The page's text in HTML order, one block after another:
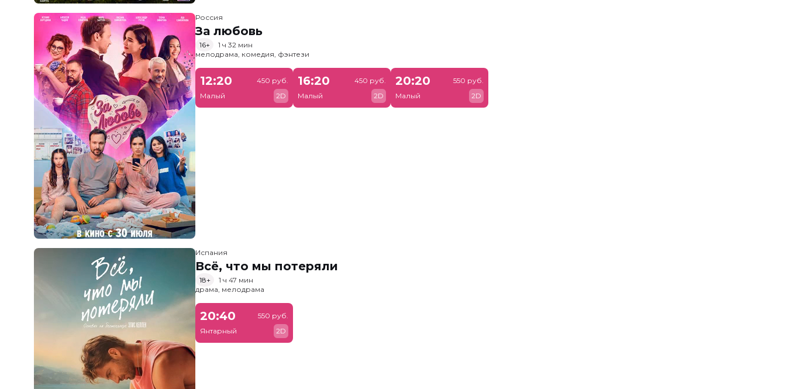
Россия
За любовь
16+
1 ч 32 мин
мелодрама, комедия, фэнтези
12:20
Малый
450 руб.
2D
16:20
Малый
450 руб.
2D
20:20
Малый
550 руб.
2D
Испания
Всё, что мы потеряли
18+
1 ч 47 мин
драма, мелодрама
20:40
Янтарный
550 руб.
2D